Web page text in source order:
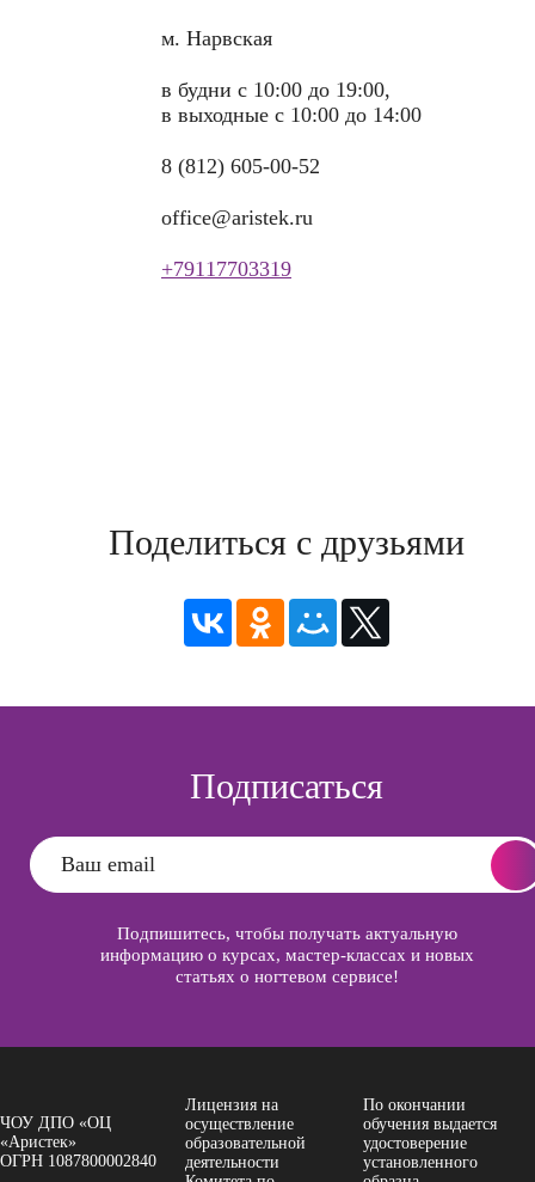
м. Нарвская
в будни с 10:00 до 19:00,
в выходные с 10:00 до 14:00
8 (812) 605-00-52
office@aristek.ru
+79117703319
Поделиться с друзьями
Подписаться
Подпишитесь, чтобы получать актуальную
информацию о курсах, мастер-классах и новых
статьях о ногтевом сервисе!
ЧОУ ДПО «ОЦ
«Аристек»
ОГРН 1087800002840
Лицензия на
осуществление
образовательной
деятельности
По окончании
обучения выдается
удостоверение
установленного